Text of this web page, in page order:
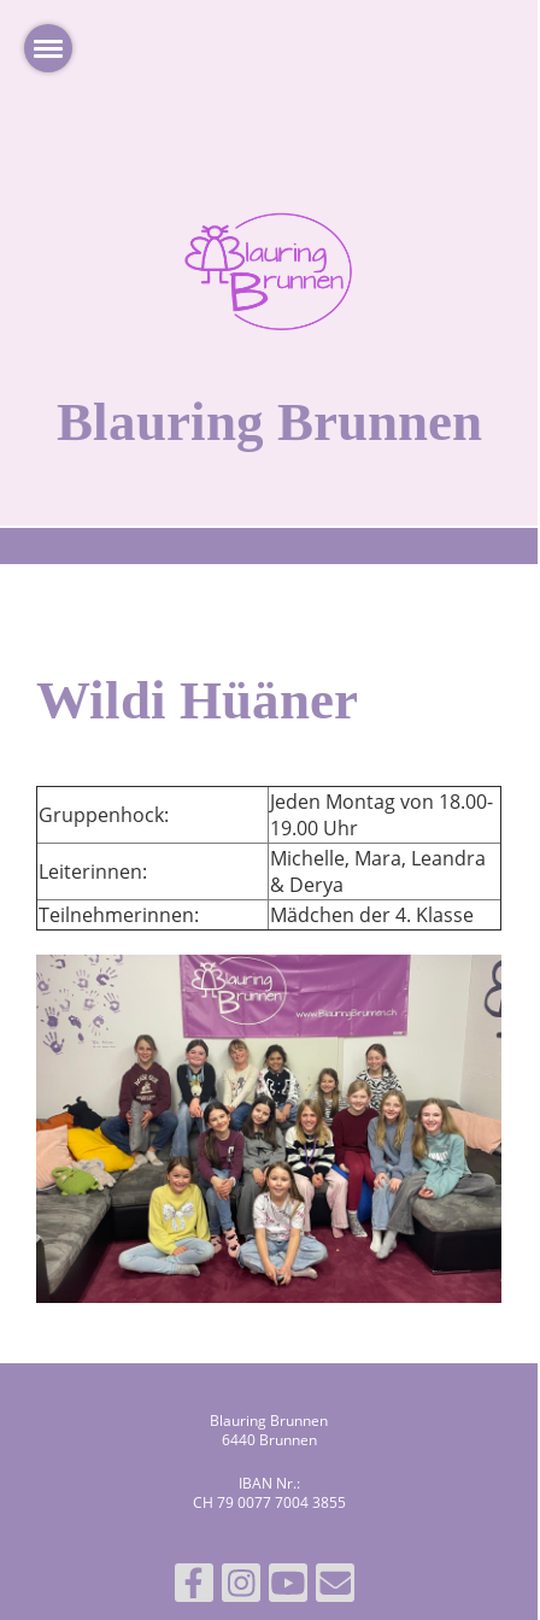
Blauring Brunnen
Wildi Hüäner
Gruppenhock:
Jeden Montag von 18.00-
19.00 Uhr
Leiterinnen:
Michelle, Mara, Leandra
& Derya
Teilnehmerinnen:
Mädchen der 4. Klasse
Blauring Brunnen
6440 Brunnen
IBAN Nr.:
CH 79 0077 7004 3855